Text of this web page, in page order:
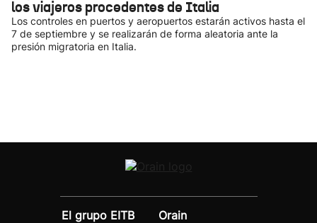
los viajeros procedentes de Italia
Los controles en puertos y aeropuertos estarán activos hasta el
7 de septiembre y se realizarán de forma aleatoria ante la
presión migratoria en Italia.
El grupo EITB
Orain